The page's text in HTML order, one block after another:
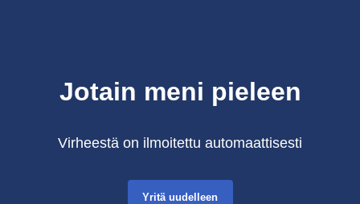
Jotain meni pieleen
Virheestä on ilmoitettu automaattisesti
Yritä uudelleen